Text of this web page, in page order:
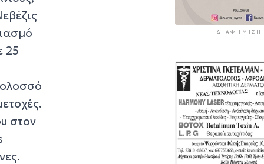
25
στον
ΔΙΑΦΉΜΙΣΗ